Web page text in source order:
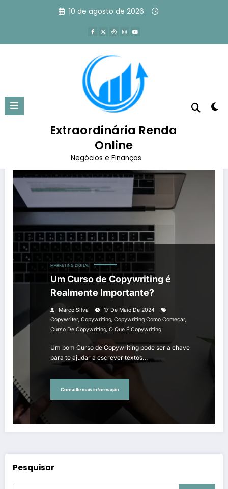
10 de agosto de 2026
Extraordinária Renda
Online
Negócios e Finanças
Tag: Curso de Copywriting
MARKETING DIGITAL
Um Curso de Copywriting é
Realmente Importante?
Marco Silva
17 De Maio De 2024
Copywriter, Copywriting, Copywriting Como Começar,
Curso De Copywriting, O Que É Copywriting
Um bom Curso de Copywriting pode ser a chave
para te ajudar a escrever textos…
Consulte mais informação
Pesquisar